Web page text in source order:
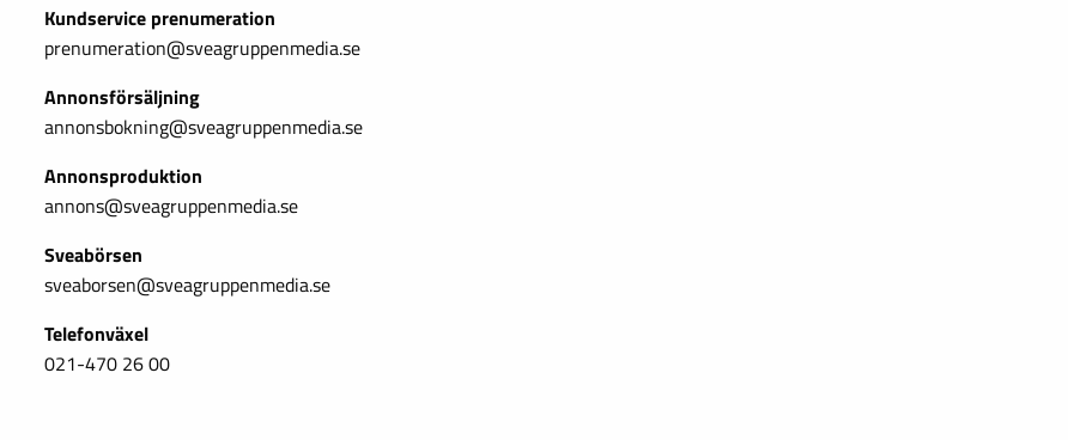
Kundservice prenumeration
prenumeration@sveagruppenmedia.se
Annonsförsäljning
annonsbokning@sveagruppenmedia.se
Annonsproduktion
annons@sveagruppenmedia.se
Sveabörsen
sveaborsen@sveagruppenmedia.se
Telefonväxel
021-470 26 00